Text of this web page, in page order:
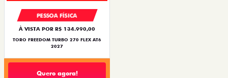
PESSOA FÍSICA
À VISTA POR R$ 134.990,00
TORO FREEDOM TURBO 270 FLEX AT6
2027
Quero agora!